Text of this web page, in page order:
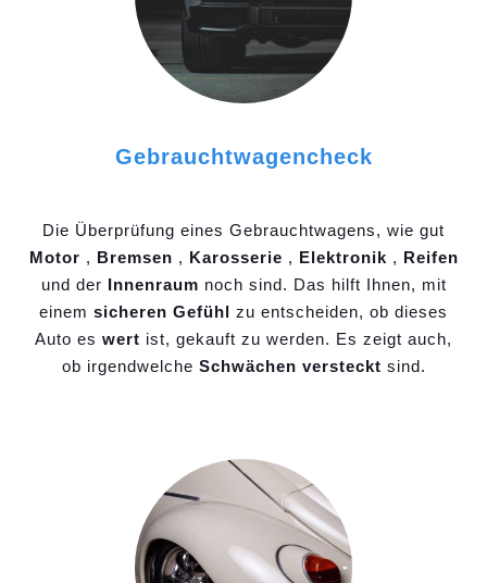
Gebrauchtwagencheck
Die Überprüfung eines Gebrauchtwagens, wie gut
Motor , Bremsen , Karosserie , Elektronik , Reifen
und der Innenraum noch sind. Das hilft Ihnen, mit
einem sicheren Gefühl zu entscheiden, ob dieses
Auto es wert ist, gekauft zu werden. Es zeigt auch,
ob irgendwelche Schwächen versteckt sind.